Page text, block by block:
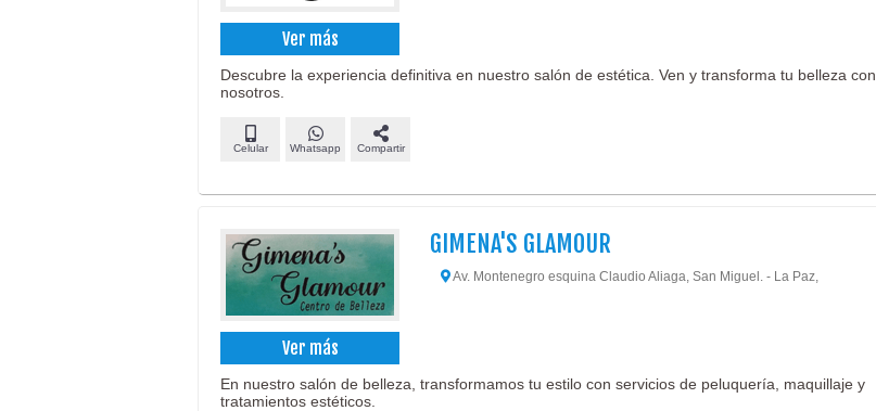
Ver más
Descubre la experiencia definitiva en nuestro salón de estética. Ven y transforma tu belleza con
nosotros.
Celular Whatsapp Compartir
Ver más
GIMENA'S GLAMOUR
Av. Montenegro esquina Claudio Aliaga, San Miguel. - La Paz,
En nuestro salón de belleza, transformamos tu estilo con servicios de peluquería, maquillaje y
tratamientos estéticos.